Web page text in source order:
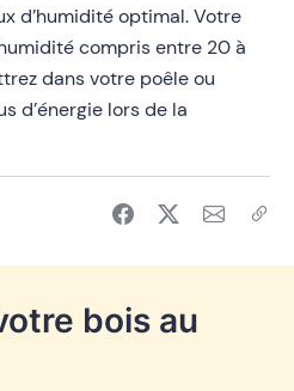
d’humidité optimal. Votre
compris entre 20 à
dans votre poêle ou
d’énergie lors de la
bois au